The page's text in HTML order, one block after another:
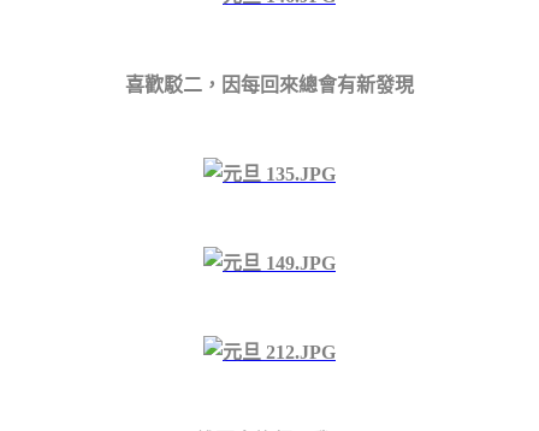
喜歡駁二，因每回來總會有新發現